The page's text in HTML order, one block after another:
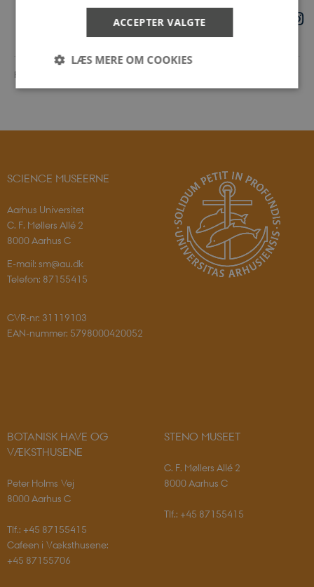
Revideret 17.06.2026
SCIENCE MUSEERNE
Aarhus Universitet
C. F. Møllers Allé 2
8000 Aarhus C
E-mail: sm@au.dk
Telefon: 87155415
CVR-nr: 31119103
EAN-nummer: 5798000420052
BOTANISK HAVE OG
VÆKSTHUSENE
Peter Holms Vej
8000 Aarhus C
Tlf.: +45 87155415
Cafeen i Væksthusene:
+45 87155706
STENO MUSEET
C. F. Møllers Allé 2
8000 Aarhus C
Tlf.: +45 87155415
ACCEPTER VALGTE
LÆS MERE OM COOKIES
hjemmesiden brugbar ved at aktivere nogle
grundlæggende funktioner som navigation mm.
Hjemmesiden kan ikke fungerer uden disse cookies.
Navn
Udbyder / Domæne
CookieScriptConsent
CookieScript
sciencemuseerne.dk